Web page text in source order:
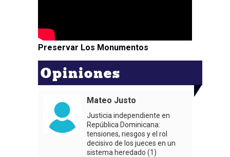
Preservar Los Monumentos
Opiniones
Mateo Justo
Justicia independiente en
República Dominicana:
tensiones, riesgos y el rol
decisivo de los jueces en un
sistema heredado (1)